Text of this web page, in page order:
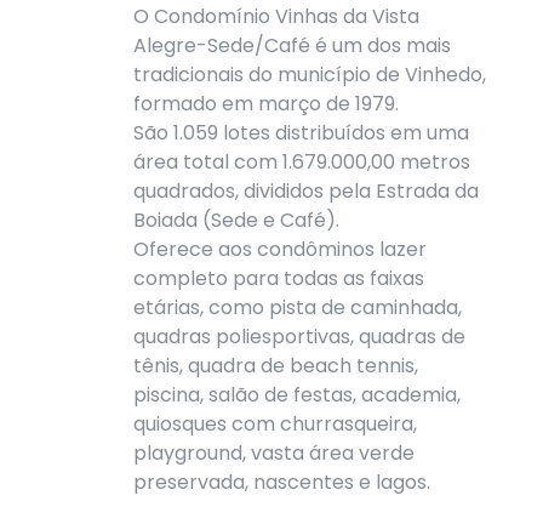
O Condomínio Vinhas da Vista
Alegre-Sede/Café é um dos mais
tradicionais do município de Vinhedo,
formado em março de 1979.
São 1.059 lotes distribuídos em uma
área total com 1.679.000,00 metros
quadrados, divididos pela Estrada da
Boiada (Sede e Café).
Oferece aos condôminos lazer
completo para todas as faixas
etárias, como pista de caminhada,
quadras poliesportivas, quadras de
tênis, quadra de beach tennis,
piscina, salão de festas, academia,
quiosques com churrasqueira,
playground, vasta área verde
preservada, nascentes e lagos.